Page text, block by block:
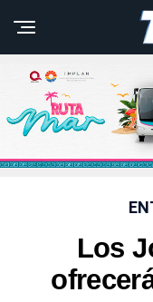
Los